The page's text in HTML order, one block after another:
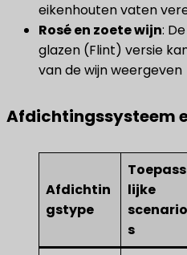
eikenhouten vaten
Rosé en zoete wijn​:
glazen (Flint) versie
van de wijn weergeven
Afdichtingssysteem
Afdichtin
gstype
lijke
s